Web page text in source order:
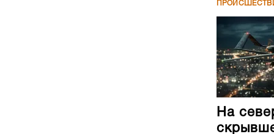
На